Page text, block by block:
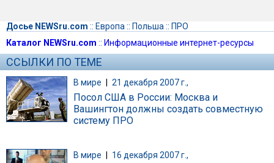
Досье NEWSru.com :: Европа :: Польша :: ПРО
Каталог NEWSru.com :: Информационные интернет-ресурсы
ССЫЛКИ ПО ТЕМЕ
В мире | 21 декабря 2007 г.,
Посол США в России: Москва и
Вашингтон должны создать совместную
систему ПРО
В мире 16 декабря 2007 г.,